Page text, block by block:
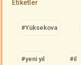
Etiketler
#Yüksekova
#yeni yıl #il